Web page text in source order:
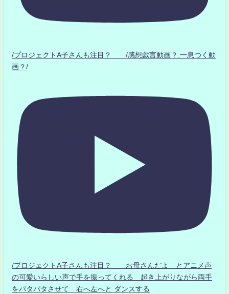
/プロジェクトA子さんも注目？ /感想戯言動画？.一息つく動
画？/
/プロジェクトA子さんも注目？ お母さんだよ とアニメ声
の可愛いらしい声で手を振ってくれる 起き上がりながら両手
をパタパタさせて 右へ左へと ダンスする